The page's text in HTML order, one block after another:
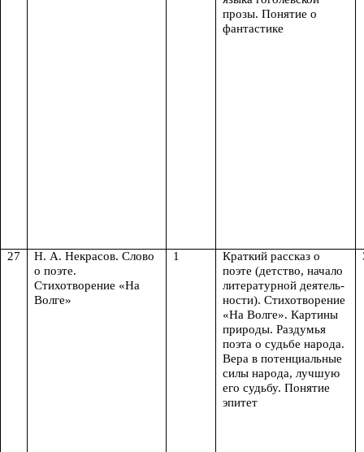
прозы. Понятие о
фантастике
27
Н. А. Некрасов. Слово
о поэте.
Стихотворение «На
Волге»
1
Краткий рассказ о
поэте (детство, начало
литературной деятель-
ности). Стихотворение
«На Волге». Картины
природы. Раздумья
поэта о судьбе народа.
Вера в потенциальные
силы народа, лучшую
его судьбу. Понятие
эпитет